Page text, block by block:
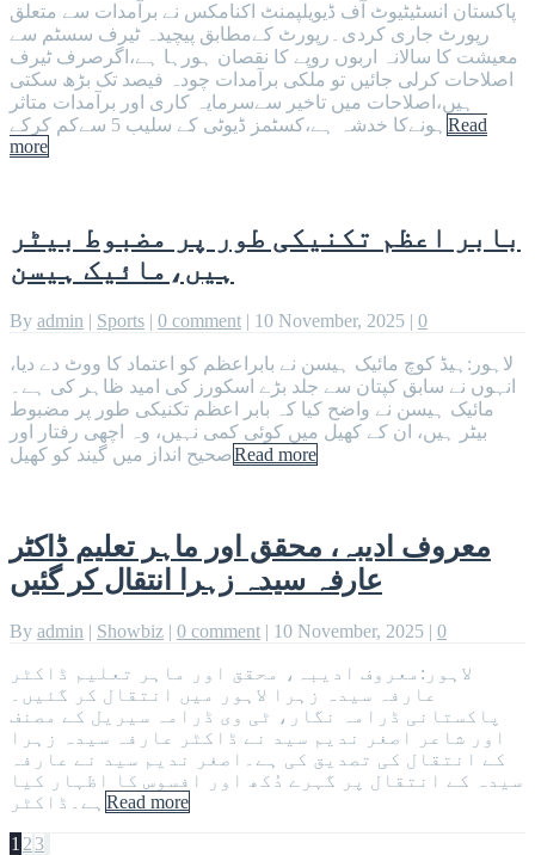
پاکستان انسٹیٹیوٹ آف ڈیویلپمنٹ اکنامکس نے برآمدات سے متعلق
رپورٹ جاری کردی۔رپورٹ کےمطابق پیچیدہ ٹیرف سسٹم سے
معیشت کا سالانہ اربوں روپے کا نقصان ہورہا ہے،اگرصرف ٹیرف
اصلاحات کرلی جائیں تو ملکی برآمدات چودہ فیصد تک بڑھ سکتی
ہیں،اصلاحات میں تاخیر سےسرمایہ کاری اور برآمدات متاثر
ہونےکا خدشہ ہے،کسٹمز ڈیوٹی کے سلیب 5 سےکم کرکے Read
more
بابر اعظم تکنیکی طور پر مضبوط بیٹر
ہیں،مائیک ہیسن
By admin | Sports | 0 comment | 10 November, 2025 | 0
لاہور:ہیڈ کوچ مائیک ہیسن نے بابراعظم کو اعتماد کا ووٹ دے دیا،
انہوں نے سابق کپتان سے جلد بڑے اسکورز کی امید ظاہر کی ہے۔
مائیک ہیسن نے واضح کیا کہ بابر اعظم تکنیکی طور پر مضبوط
بیٹر ہیں، ان کے کھیل میں کوئی کمی نہیں، وہ اچھی رفتار اور
صحیح انداز میں گیند کو کھیلRead more
معروف ادیبہ، محقق اور ماہر تعلیم ڈاکٹر
عارفہ سیدہ زہرا انتقال کر گئیں
By admin | Showbiz | 0 comment | 10 November, 2025 | 0
لاہور:معروف ادیبہ، محقق اور ماہر تعلیم ڈاکٹر
عارفہ سیدہ زہرا لاہور میں انتقال کر گئیں۔
پاکستانی ڈرامہ نگار، ٹی وی ڈرامہ سیریل کے مصنف
اور شاعر اصغر ندیم سید نے ڈاکٹر عارفہ سیدہ زہرا
کے انتقال کی تصدیق کی ہے۔اصغر ندیم سید نے عارفہ
سیدہ کے انتقال پر گہرے دُکھ اور افسوس کا اظہار کیا
ہے۔ڈاکٹر Read more
1 2 3